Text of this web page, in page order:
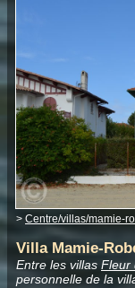
> Centre/villas/mamie-
Villa Mamie-
Entre les villas Fleur
personnelle de la